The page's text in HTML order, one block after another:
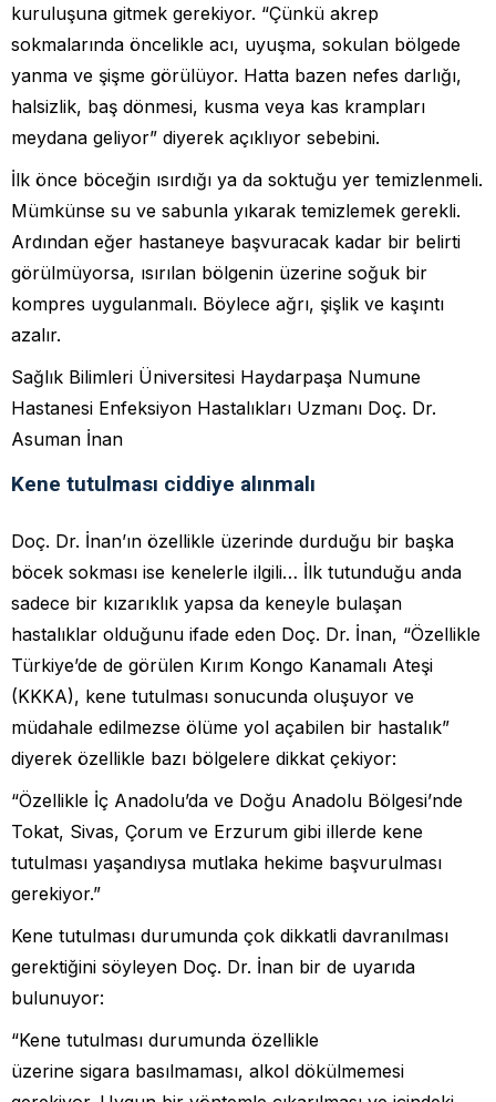
kuruluşuna gitmek gerekiyor. “Çünkü akrep
sokmalarında öncelikle acı, uyuşma, sokulan bölgede
yanma ve şişme görülüyor. Hatta bazen nefes darlığı,
halsizlik, baş dönmesi, kusma veya kas krampları
meydana geliyor” diyerek açıklıyor sebebini.
İlk önce böceğin ısırdığı ya da soktuğu yer temizlenmeli.
Mümkünse su ve sabunla yıkarak temizlemek gerekli.
Ardından eğer hastaneye başvuracak kadar bir belirti
görülmüyorsa, ısırılan bölgenin üzerine soğuk bir
kompres uygulanmalı. Böylece ağrı, şişlik ve kaşıntı
azalır.
Sağlık Bilimleri Üniversitesi Haydarpaşa Numune
Hastanesi Enfeksiyon Hastalıkları Uzmanı Doç. Dr.
Asuman İnan
Kene tutulması ciddiye alınmalı
Doç. Dr. İnan’ın özellikle üzerinde durduğu bir başka
böcek sokması ise kenelerle ilgili… İlk tutunduğu anda
sadece bir kızarıklık yapsa da keneyle bulaşan
hastalıklar olduğunu ifade eden Doç. Dr. İnan, “Özellikle
Türkiye’de de görülen Kırım Kongo Kanamalı Ateşi
(KKKA), kene tutulması sonucunda oluşuyor ve
müdahale edilmezse ölüme yol açabilen bir hastalık”
diyerek özellikle bazı bölgelere dikkat çekiyor:
“Özellikle İç Anadolu’da ve Doğu Anadolu Bölgesi’nde
Tokat, Sivas, Çorum ve Erzurum gibi illerde kene
tutulması yaşandıysa mutlaka hekime başvurulması
gerekiyor.”
Kene tutulması durumunda çok dikkatli davranılması
gerektiğini söyleyen Doç. Dr. İnan bir de uyarıda
bulunuyor:
“Kene tutulması durumunda özellikle
üzerine sigara basılmaması, alkol dökülmemesi